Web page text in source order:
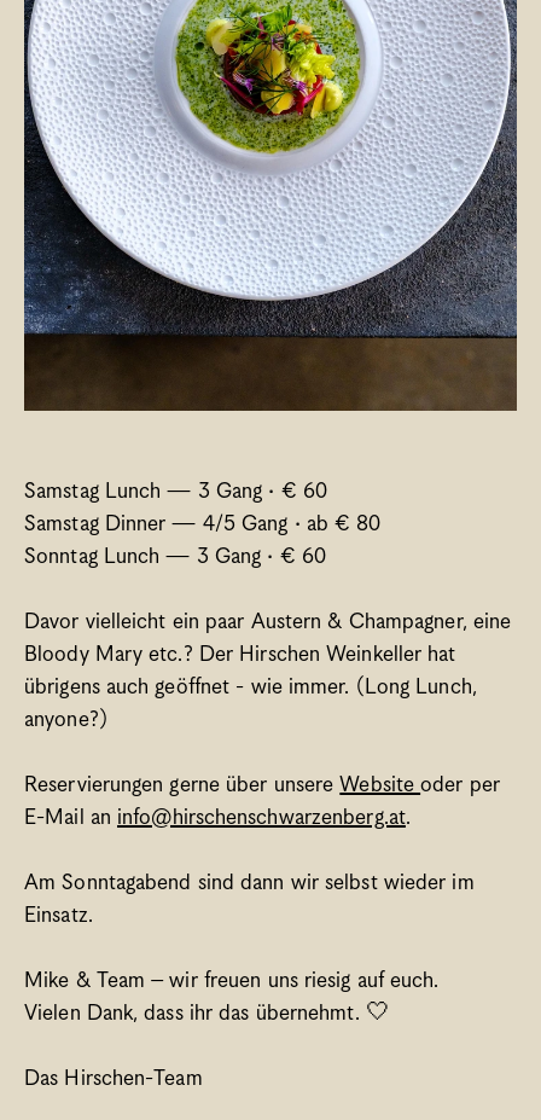
Samstag Lunch — 3 Gang · € 60
Samstag Dinner — 4/5 Gang · ab € 80
Sonntag Lunch — 3 Gang · € 60
Davor vielleicht ein paar Austern & Champagner, eine
Bloody Mary etc.? Der Hirschen Weinkeller hat
übrigens auch geöffnet - wie immer. (Long Lunch,
anyone?)
Reservierungen gerne über unsere Website oder per
E-Mail an info@hirschenschwarzenberg.at.
Am Sonntagabend sind dann wir selbst wieder im
Einsatz.
Mike & Team – wir freuen uns riesig auf euch.
Vielen Dank, dass ihr das übernehmt. 🤍
Das Hirschen-Team